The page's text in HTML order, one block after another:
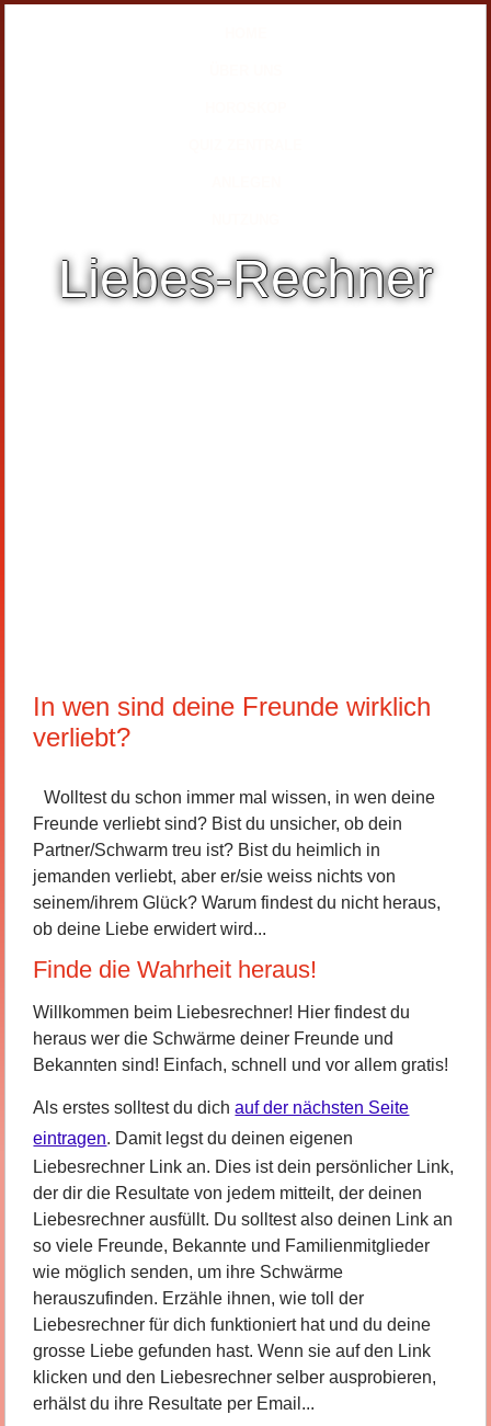
Liebes-Rechner
In wen sind deine Freunde wirklich
verliebt?
Wolltest du schon immer mal wissen, in wen deine
Freunde verliebt sind? Bist du unsicher, ob dein
Partner/Schwarm treu ist? Bist du heimlich in
jemanden verliebt, aber er/sie weiss nichts von
seinem/ihrem Glück? Warum findest du nicht heraus,
ob deine Liebe erwidert wird...
Finde die Wahrheit heraus!
Willkommen beim Liebesrechner! Hier findest du
heraus wer die Schwärme deiner Freunde und
Bekannten sind! Einfach, schnell und vor allem gratis!
Als erstes solltest du dichauf der nächsten Seite
eintragen. Damit legst du deinen eigenen
Liebesrechner Link an. Dies ist dein persönlicher Link,
der dir die Resultate von jedem mitteilt, der deinen
Liebesrechner ausfüllt. Du solltest also deinen Link an
so viele Freunde, Bekannte und Familienmitglieder
wie möglich senden, um ihre Schwärme
herauszufinden. Erzähle ihnen, wie toll der
Liebesrechner für dich funktioniert hat und du deine
grosse Liebe gefunden hast. Wenn sie auf den Link
klicken und den Liebesrechner selber ausprobieren,
erhälst du ihre Resultate per Email...